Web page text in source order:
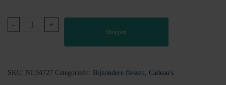
-
Porsche
oldtimer
|
+
Shoppen
SKU: NL94727 Categorieën: Bijzondere flessen, Cadeau's